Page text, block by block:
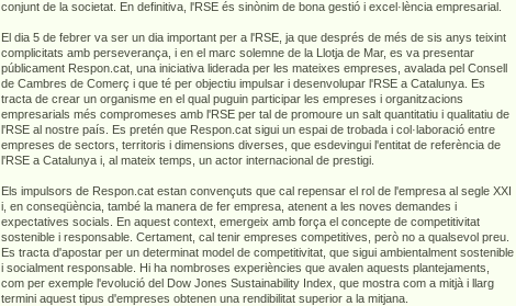
conjunt de la societat. En definitiva, l'RSE és sinònim de bona gestió i excel·lència empresarial.
El dia 5 de febrer va ser un dia important per a l'RSE, ja que després de més de sis anys teixint
complicitats amb perseverança, i en el marc solemne de la Llotja de Mar, es va presentar
públicament Respon.cat, una iniciativa liderada per les mateixes empreses, avalada pel Consell
de Cambres de Comerç i que té per objectiu impulsar i desenvolupar l'RSE a Catalunya. Es
tracta de crear un organisme en el qual puguin participar les empreses i organitzacions
empresarials més compromeses amb l'RSE per tal de promoure un salt quantitatiu i qualitatiu de
l'RSE al nostre país. Es pretén que Respon.cat sigui un espai de trobada i col·laboració entre
empreses de sectors, territoris i dimensions diverses, que esdevingui l'entitat de referència de
l'RSE a Catalunya i, al mateix temps, un actor internacional de prestigi.
Els impulsors de Respon.cat estan convençuts que cal repensar el rol de l'empresa al segle XXI
i, en conseqüència, també la manera de fer empresa, atenent a les noves demandes i
expectatives socials. En aquest context, emergeix amb força el concepte de competitivitat
sostenible i responsable. Certament, cal tenir empreses competitives, però no a qualsevol preu.
Es tracta d'apostar per un determinat model de competitivitat, que sigui ambientalment sostenible
i socialment responsable. Hi ha nombroses experiències que avalen aquests plantejaments,
com per exemple l'evolució del Dow Jones Sustainability Index, que mostra com a mitjà i llarg
termini aquest tipus d'empreses obtenen una rendibilitat superior a la mitjana.